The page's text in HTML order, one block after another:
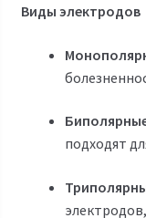
Виды электродов
подходят